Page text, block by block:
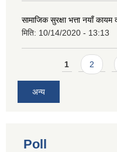
सामाजिक सुरक्षा भत्ता नयाँ कायम
मिति: 10/14/2020 - 13:13
Pages1 2
अन्य
Poll